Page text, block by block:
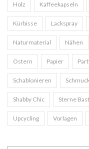
Holz Kaffeekapseln
Kürbisse Lackspray
Naturmaterial Nähen
Ostern Papier
Schablonieren
Shabby Chic Sterne
Upcycling Vorlagen